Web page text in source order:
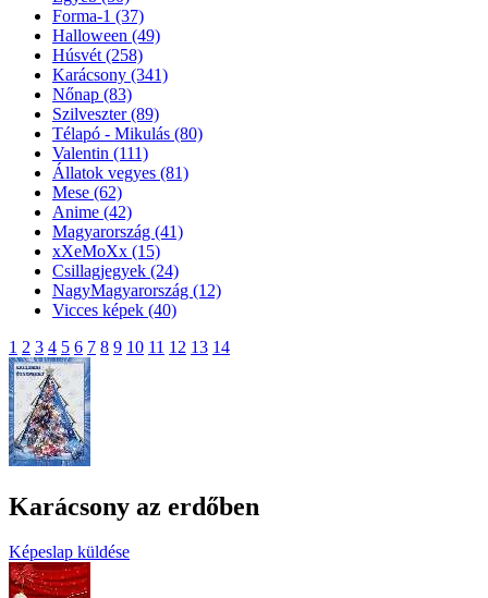
Forma-1 (37)
Halloween (49)
Húsvét (258)
Karácsony (341)
Nőnap (83)
Szilveszter(89)
Télapó - Mikulás (80)
Valentin (111)
Állatok vegyes (81)
Mese (62)
Anime (42)
Magyarország (41)
xXeMoXx (15)
Csillagjegyek (24)
NagyMagyarország (12)
Vicces képek (40)
1 2 3 4 5 6 7 8 9 10 11 12 13 14
Karácsony az erdőben
Képeslap küldése